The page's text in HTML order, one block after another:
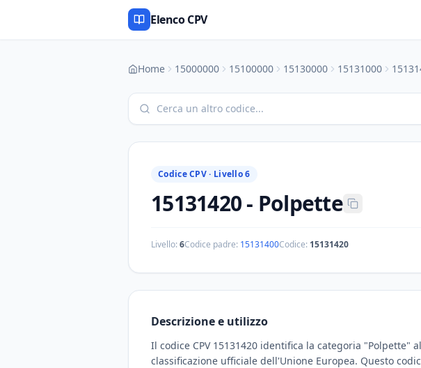
Elenco CPV
Home 15000000 15100000 15130000 15131000
Codice CPV · Livello 6
15131420- Polpette
Livello:6Codice padre: 15131400Codice: 15131420
Descrizione e utilizzo
Il codice CPV 15131420 identifica la categoria
classificazione ufficiale dell'Unione Europea. Questo